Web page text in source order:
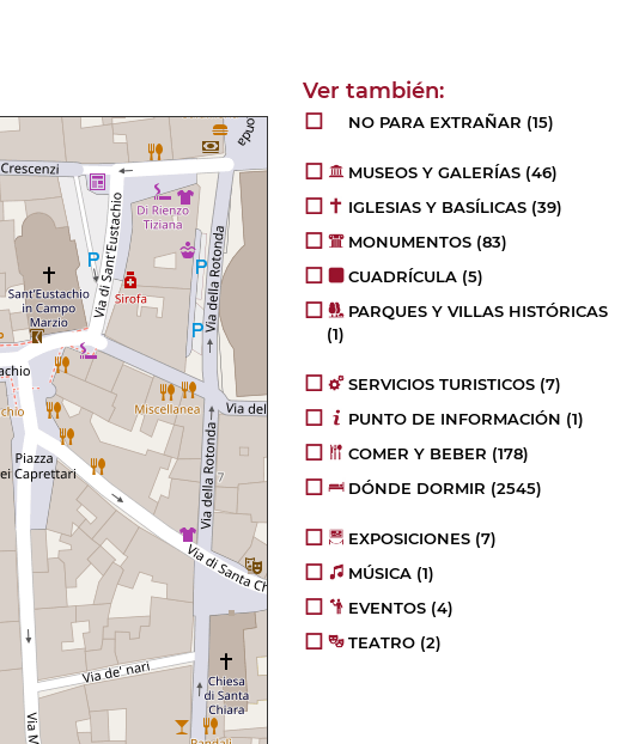
NO PARA EXTRAÑAR (15)
MUSEOS Y GALERÍAS (46)
IGLESIAS Y BASÍLICAS (39)
MONUMENTOS (83)
CUADRÍCULA (5)
PARQUES Y VILLAS HISTÓRICAS
(1)
SERVICIOS TURISTICOS (7)
PUNTO DE INFORMACIÓN (1)
COMER Y BEBER (178)
DÓNDE DORMIR (2545)
EXPOSICIONES (7)
MÚSICA (1)
EVENTOS (4)
TEATRO (2)